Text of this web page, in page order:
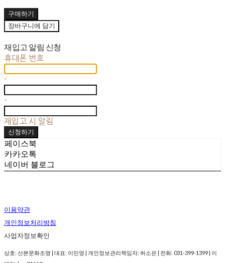
구매하기
장바구니에 담기
재입고 알림 신청
휴대폰 번호
-
-
재입고 시 알림
신청하기
페이스북
카카오톡
네이버 블로그
이용약관
개인정보처리방침
사업자정보확인
상호: 산본문화조명 | 대표: 이민영 | 개인정보관리책임자: 허소은 | 전화: 031-399-1399 | 이